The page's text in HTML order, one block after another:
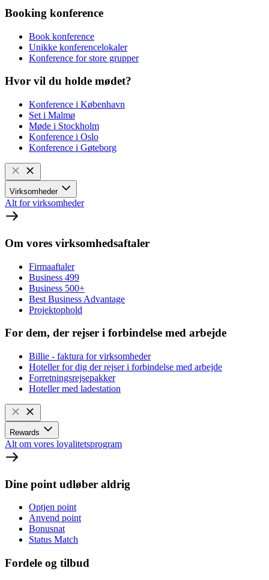
Booking konference
Book konference
Unikke konferencelokaler
Konference for store grupper
Hvor vil du holde mødet?
Konference i København
Set i Malmø
Møde i Stockholm
Konference i Oslo
Konference i Gøteborg
Virksomheder
Alt for virksomheder
Om vores virksomhedsaftaler
Firmaaftaler
Business 499
Business 500+
Best Business Advantage
Projektophold
For dem, der rejser i forbindelse med arbejde
Billie - faktura for virksomheder
Hoteller for dig der rejser i forbindelse med arbejde
Forretningsrejsepakker
Hoteller med ladestation
Rewards
Alt om vores loyalitetsprogram
Dine point udløber aldrig
Optjen point
Anvend point
Bonusnat
Status Match
Fordele og tilbud